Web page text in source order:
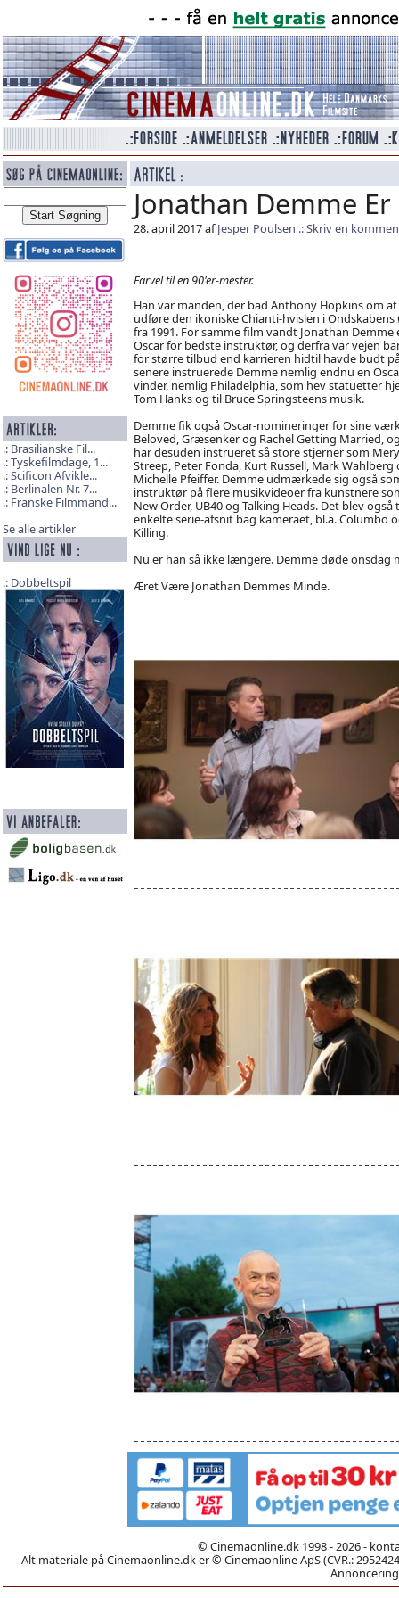
Brasilianske Fil...
Tyskefilmdage, 1...
Scificon Afvikle...
Berlinalen Nr. 7...
Franske Filmmand...
Se alle artikler
Dobbeltspil
Jonathan Demme
28. april 2017 afJesper Poulsen Skriv en
Farvel til en 90'er-mester.
Han var manden, der bad Anthony Hopkins om at
udføre den ikoniske Chianti-hvislen i Ondskabens
fra 1991. For samme film vandt Jonathan Demme
Oscar for bedste instruktør, og derfra var vejen
for større tilbud end karrieren hidtil havde budt
senere instruerede Demme nemlig endnu en
vinder, nemlig Philadelphia, som hev statuetter
Tom Hanks og til Bruce Springsteens musik.
Demme fik også Oscar-nomineringer for sine
Beloved, Græsenker og Rachel Getting Married,
har desuden instrueret så store stjerner som
Streep, Peter Fonda, Kurt Russell, Mark Wahlberg
Michelle Pfeiffer. Demme udmærkede sig også
instruktør på flere musikvideoer fra kunstnere
New Order, UB40 og Talking Heads. Det blev også
enkelte serie-afsnit bag kameraet, bl.a. Columbo
Killing.
Nu er han så ikke længere. Demme døde
Æret Være Jonathan Demmes Minde.
© Cinemaonline.dk 1998 - 2026 -
Alt materiale på Cinemaonline.dk er © Cinemaonline ApS (CVR.: